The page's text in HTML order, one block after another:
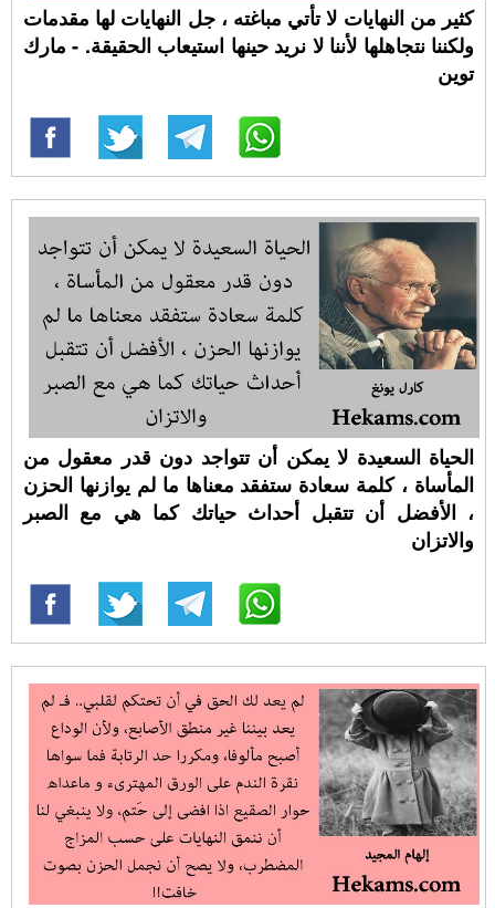
كثير من النهايات لا تأتي مباغته ، جل النهايات لها مقدمات
ولكننا نتجاهلها لأننا لا نريد حينها استيعاب الحقيقة. - مارك
توين
الحياة السعيدة لا يمكن أن تتواجد دون قدر معقول من
المأساة ، كلمة سعادة ستفقد معناها ما لم يوازنها الحزن
، الأفضل أن تتقبل أحداث حياتك كما هي مع الصبر
والاتزان